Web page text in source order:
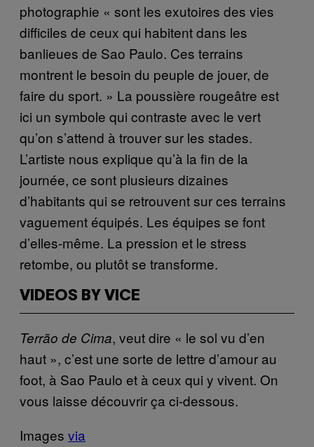
photographie « sont les exutoires des vies
difficiles de ceux qui habitent dans les
banlieues de Sao Paulo. Ces terrains
montrent le besoin du peuple de jouer, de
faire du sport. » La poussière rougeâtre est
ici un symbole qui contraste avec le vert
qu’on s’attend à trouver sur les stades.
L’artiste nous explique qu’à la fin de la
journée, ce sont plusieurs dizaines
d’habitants qui se retrouvent sur ces terrains
vaguement équipés. Les équipes se font
d’elles-même. La pression et le stress
retombe, ou plutôt se transforme.
VIDEOS BY VICE
Terrão de Cima, veut dire « le sol vu d’en
haut », c’est une sorte de lettre d’amour au
foot, à Sao Paulo et à ceux qui y vivent. On
vous laisse découvrir ça ci-dessous.
Images via